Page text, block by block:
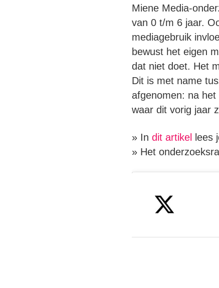
Miene Media-
van 0 t/m 6 jaar.
mediagebruik
bewust het eigen
dat niet doet. Het
Dit is met name
afgenomen: na
waar dit vorig jaar
» In dit artikel
lees
» Het